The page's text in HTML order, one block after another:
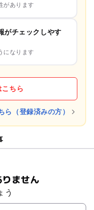
があります
がチェックしやす
になります
こちら
ら（登録済みの方）
ません
う